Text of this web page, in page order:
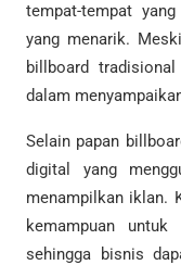
tempat-tempat
yang menarik.
billboard
dalam
Selain papan
digital yang
menampilkan iklan.
kemampuan
sehingga bisnis